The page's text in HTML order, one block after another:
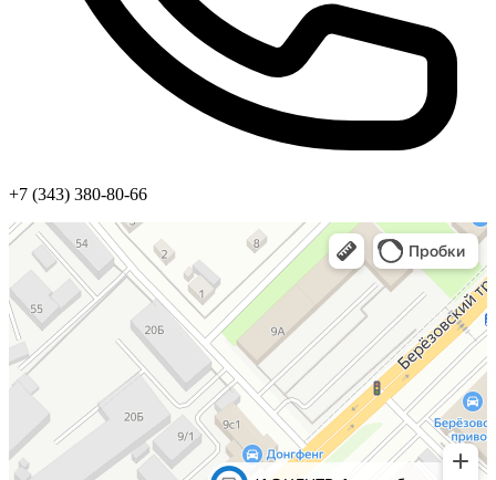
+7 (343) 380-80-66